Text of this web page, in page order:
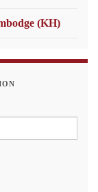
(KH)